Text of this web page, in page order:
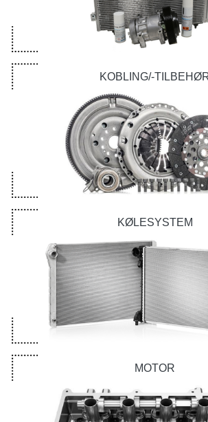
KOBLING/-
KØLESYSTEM
MOTOR